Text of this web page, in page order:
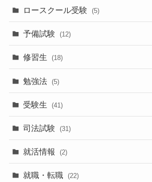
ロースクール受験 (5)
予備試験 (12)
修習生 (18)
勉強法 (5)
受験生 (41)
司法試験 (31)
就活情報 (2)
就職・転職 (22)